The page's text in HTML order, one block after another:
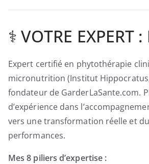
‍⚕️ VOTRE EXPERT
Expert certifié en phytothérapie
micronutrition (Institut
fondateur de GarderLaSante.com.
d’expérience dans
vers une transformation réelle et
performances.
Mes 8 piliers d’expertise :